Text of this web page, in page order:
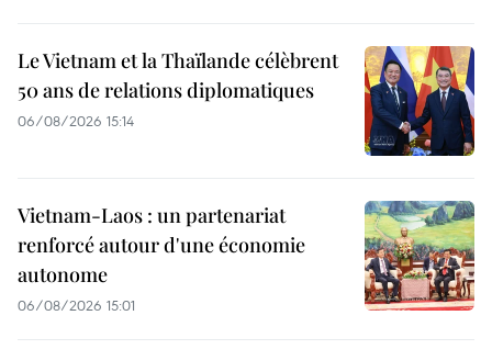
Le Vietnam et la Thaïlande célèbrent
50 ans de relations diplomatiques
06/08/2026 15:14
Vietnam-Laos : un partenariat
renforcé autour d'une économie
autonome
06/08/2026 15:01